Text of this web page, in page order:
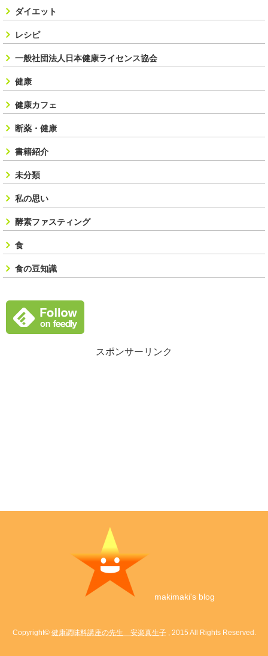
ダイエット
レシピ
一般社団法人日本健康ライセンス協会
健康
健康カフェ
断薬・健康
書籍紹介
未分類
私の思い
酵素ファスティング
食
食の豆知識
スポンサーリンク
makimaki's blog
Copyright© 健康調味料講座の先生 安楽真生子, 2015 All Rights Reserved.